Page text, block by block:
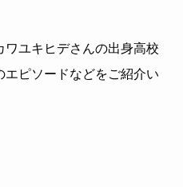
ワユキヒデさんの出身高校
ピソードなどをご紹介い